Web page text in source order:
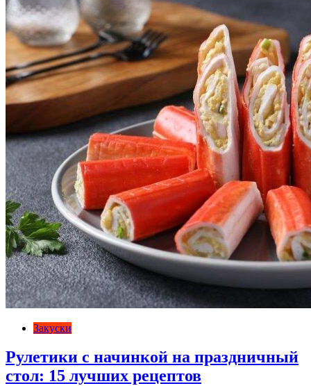
Закуски
Рулетики с начинкой на праздничный
стол: 15 лучших рецептов